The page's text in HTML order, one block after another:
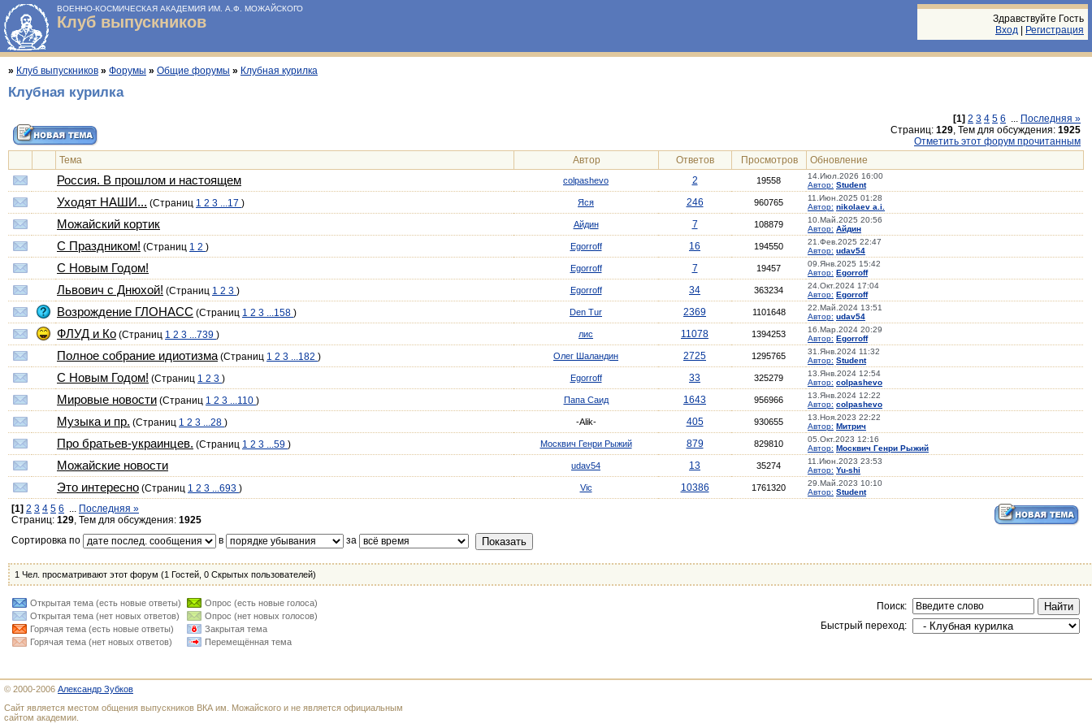
Здравствуйте Гость
Вход
Регистрация
ВОЕННО-КОСМИЧЕСКАЯ АКАДЕМИЯ ИМ. А.Ф. МОЖАЙСКОГО
Клуб выпускников
» Клуб выпускников » Форумы » Общие форумы » Клубная курилка
Клубная курилка
[1] 2 3 4 5 6 ... Последняя »
Страниц: 129, Тем для обсуждения: 1925
Отметить этот форум прочитанным
Тема
Автор Ответов Просмотров Обновление
Россия. В прошлом и настоящем colpashevo 2 19558
14.Июл.2026 16:00
Автор: Student
Уходят НАШИ... (Страниц 1 2 3 ...17 ) Яся 246 960765
11.Июн.2025 01:28
Автор: nikolaev a.i.
Можайский кортик Айдин 7 108879
10.Май.2025 20:56
Автор: Айдин
С Праздником! (Страниц 1 2 ) Egorroff 16 194550
21.Фев.2025 22:47
Автор: udav54
С Новым Годом! Egorroff 7 19457
09.Янв.2025 15:42
Автор: Egorroff
Львович с Днюхой! (Страниц 1 2 3 ) Egorroff 34 363234
24.Окт.2024 17:04
Автор: Egorroff
Возрождение ГЛОНАСС (Страниц 1 2 3 ...158 ) Den Tur 2369 1101648
22.Май.2024 13:51
Автор: udav54
ФЛУД и Ко (Страниц 1 2 3 ...739 ) лис 11078 1394253
16.Мар.2024 20:29
Автор: Egorroff
Полное собрание идиотизма (Страниц 1 2 3 ...182 ) Олег Шаландин 2725 1295765
31.Янв.2024 11:32
Автор: Student
С Новым Годом! (Страниц 1 2 3 ) Egorroff 33 325279
13.Янв.2024 12:54
Автор: colpashevo
Мировые новости (Страниц 1 2 3 ...110 ) Папа Саид 1643 956966
13.Янв.2024 12:22
Автор: colpashevo
Музыка и пр. (Страниц 1 2 3 ...28 ) -Alik- 405 930655
13.Ноя.2023 22:22
Автор: Митрич
Про братьев-украинцев. (Страниц 1 2 3 ...59 ) Москвич Генри Рыжий 879 829810
05.Окт.2023 12:16
Автор: Москвич Генри Рыжий
Можайские новости udav54 13 35274
11.Июн.2023 23:53
Автор: Yu-shi
Это интересно (Страниц 1 2 3 ...693 ) Vic 10386 1761320
29.Май.2023 10:10
Автор: Student
[1] 2 3 4 5 6 ... Последняя »
Страниц: 129, Тем для обсуждения: 1925
Сортировка по
в за
1 Чел. просматривают этот форум (1 Гостей, 0 Скрытых пользователей)
Открытая тема (есть новые ответы)
Опрос (есть новые голоса)
Открытая тема (нет новых ответов)
Опрос (нет новых голосов)
Горячая тема (есть новые ответы)
Закрытая тема
Горячая тема (нет новых ответов)
Перемещённая тема
Поиск:
Быстрый переход:
© 2000-2006 Александр Зубков
Сайт является местом общения выпускников ВКА им. Можайского и не является официальным
сайтом академии.